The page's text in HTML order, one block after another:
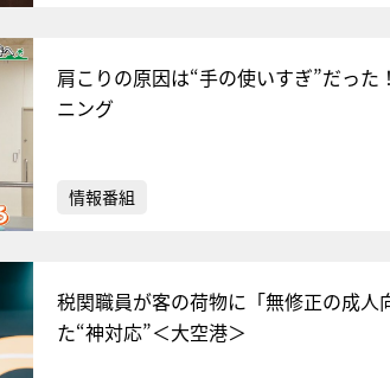
肩こりの原因は“手の使いすぎ”だっ
ニング
情報番組
税関職員が客の荷物に「無修正の成
た“神対応”＜大空港＞